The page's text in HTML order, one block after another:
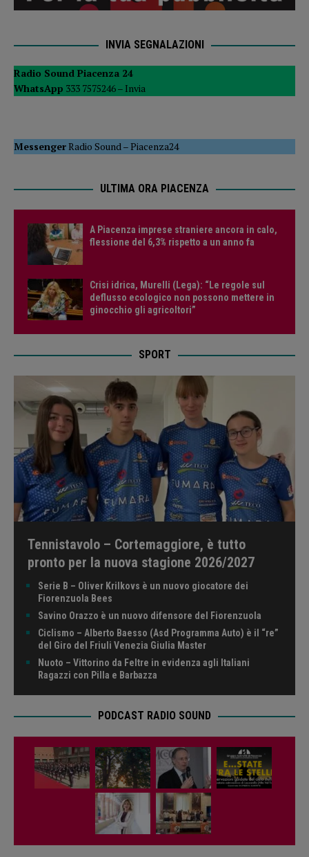
INVIA SEGNALAZIONI
Radio Sound Piacenza 24
WhatsApp 333 7575246 – Invia
MessengerRadio Sound –Piacenza24
ULTIMA ORA PIACENZA
A Piacenza imprese straniere ancora in calo,
flessione del 6,3% rispetto a un anno fa
Crisi idrica, Murelli (Lega): “Le regole sul
deflusso ecologico non possono mettere in
ginocchio gli agricoltori”
SPORT
Tennistavolo – Cortemaggiore, è tutto
pronto per la nuova stagione 2026/2027
Serie B – Oliver Krilkovs è un nuovo giocatore dei
Fiorenzuola Bees
Savino Orazzo è un nuovo difensore del Fiorenzuola
Ciclismo – Alberto Baesso (Asd Programma Auto) è il “re”
del Giro del Friuli Venezia Giulia Master
Nuoto – Vittorino da Feltre in evidenza agli Italiani
Ragazzi con Pilla e Barbazza
PODCAST RADIO SOUND